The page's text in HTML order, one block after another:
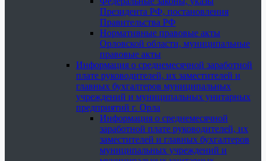
Президента РФ, постановления
Правительства РФ
Нормативные правовые акты
Орловской области, муниципальные
правовые акты
Информация о среднемесячной заработной
плате руководителей, их заместителей и
главных бухгалтеров муниципальных
учреждений и муниципальных унитарных
предприятий г. Орла
Информация о среднемесячной
заработной плате руководителей, их
заместителей и главных бухгалтеров
муниципальных учреждений и